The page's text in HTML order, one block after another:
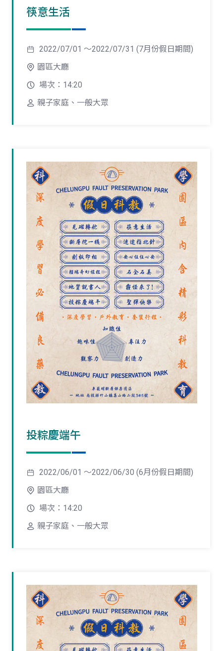
筷意生活
2022/07/01 ～2022/07/31 (7月份假日期間)
園區大廳
場次：14:20
親子家庭、一般大眾
投粽慶端午
2022/06/01 ～2022/06/30 (6月份假日期間)
園區大廳
場次：14:20
親子家庭、一般大眾